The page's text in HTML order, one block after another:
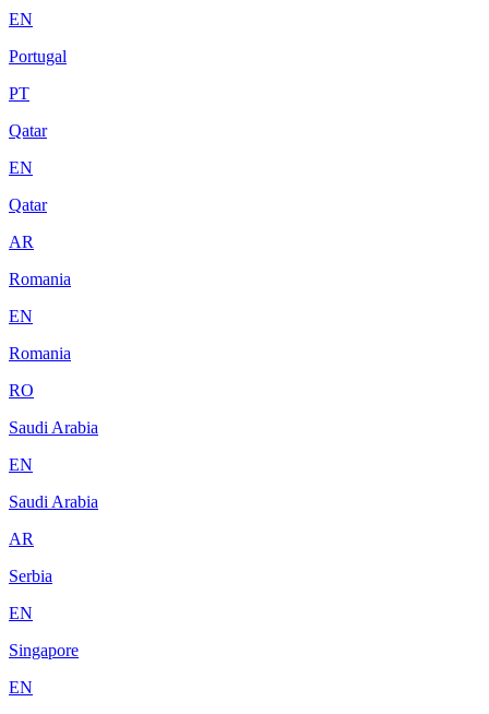
EN
Portugal
PT
Qatar
EN
Qatar
AR
Romania
EN
Romania
RO
Saudi Arabia
EN
Saudi Arabia
AR
Serbia
EN
Singapore
EN